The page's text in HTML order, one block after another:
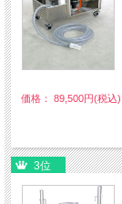
価格： 89,500円(税込)
3位